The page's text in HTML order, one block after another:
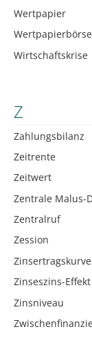
Wertpapier
Wertpapierbörse
Wirtschaftskrise
Z
Zahlungsbilanz
Zeitrente
Zeitwert
Zentrale Malus-
Zentralruf
Zession
Zinsertragskurve
Zinseszins-Effekt
Zinsniveau